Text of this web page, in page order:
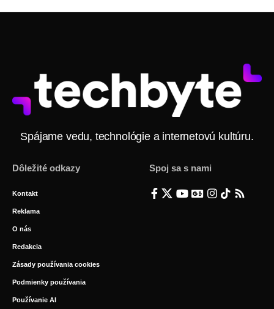
Spájame vedu, technológie a internetovú kultúru.
Dôležité odkazy
Kontakt
Reklama
O nás
Redakcia
Zásady používania cookies
Podmienky používania
Používanie AI
Spoj sa s nami